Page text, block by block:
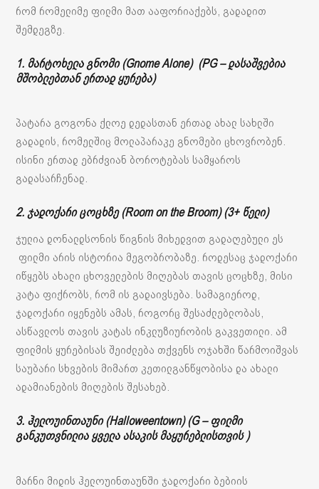
რომ რომელიმე ფილმი მათ ააფორიაქებს, გადადით
შემდეგზე.
1. მარტოხელა გნომი (Gnome Alone) (PG – დასაშვებია
მშობლებთან ერთად ყურება)
პატარა გოგონა ქლოე დედასთან ერთად ახალ სახლში
გადადის, რომელშიც მოლაპარაკე გნომები ცხოვრობენ.
ისინი ერთად ებრძვიან ბოროტებას სამყაროს
გადასარჩენად.
2. ჯადოქარი ცოცხზე (Room on the Broom) (3+ წელი)
ჯულია დონალდსონის წიგნის მიხედვით გადაღებული ეს
ფილმი არის ისტორია მეგობრობაზე. როდესაც ჯადოქარი
იწყებს ახალი ცხოველების მიღებას თავის ცოცხზე, მისი
კატა ფიქრობს, რომ ის გადაივსება. სამაგიეროდ,
ჯადოქარი იყენებს ამას, როგორც შესაძლებლობას,
ასწავლოს თავის კატას ინკლუზიურობის გაკვეთილი. ამ
ფილმის ყურებისას შეიძლება თქვენს ოჯახში წარმოიშვას
საუბარი სხვების მიმართ კეთილგანწყობისა და ახალი
ადამიანების მიღების შესახებ.
3. ჰელოუინთაუნი (Halloweentown) (G – ფილმი
განკუთვნილია ყველა ასაკის მაყურებლისთვის )
მარნი მიდის ჰელოუინთაუნში ჯადოქარი ბებიის